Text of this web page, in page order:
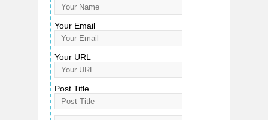
Your Email
Your URL
Post Title